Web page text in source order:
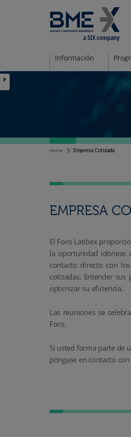
Información
Home Empresa Cotizada
EMPRESA
El Foro Latibex
la oportunidad idóneas
contacto directo con
cotizadas. Entender
optimizar su eficiencia.
Las reuniones se
Foro.
Si usted forma parte de
póngase en contacto con